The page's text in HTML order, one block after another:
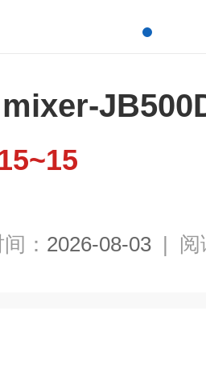
： 2026-08-03 | 阅